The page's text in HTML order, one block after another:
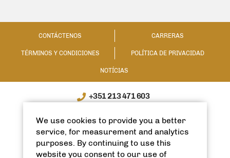
CONTÁCTENOS CARRERAS
TÉRMINOS Y CONDICIONES POLÍTICA DE PRIVACIDAD
NOTÍCIAS
+351 213 471 603
info@spanishhomes.com
We use cookies to provide you a better
service, for measurement and analytics
purposes. By continuing to use this
website you consent to our use of